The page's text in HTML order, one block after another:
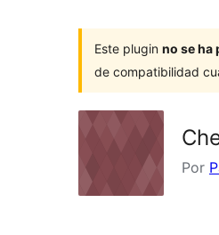
Este plugin no se ha
de compatibilidad
Por